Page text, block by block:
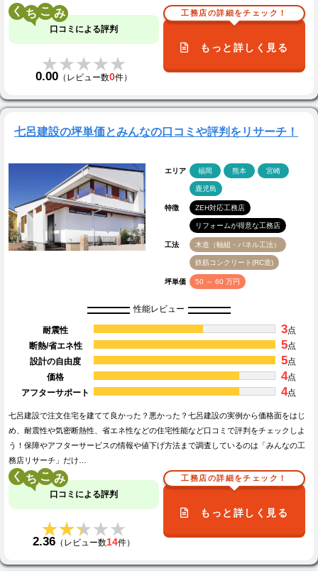
く こ
口コミによる評判
★★★★★
★★★★★
0.00 （レビュー数0件）
工務店の詳細をチェック！
もっと詳しく見る
七呂建設の坪単価とみんなの口コミや評判をリサーチ！
エリア 福岡 熊本 宮崎
鹿児島
特徴 ZEH対応工務店
リフォームが得意な工務店
工法 木造（軸組・パネル工法）
鉄筋コンクリート(RC造)
坪単価 50 ～ 60 万円
性能レビュー
耐震性 3点
断熱/省エネ性
5点
設計の自由度
5点
価格
4点
アフターサポート
4点
七呂建設で注文住宅を建てて良かった？悪かった？七呂建設の実例から価格面をはじ
め、耐震性や気密断熱性、省エネ性などの住宅性能など口コミで評判をチェックしよ
う！保障やアフターサービスの情報や値下げ方法まで調査しているのは「みんなの工
務店リサーチ」だけ…
く こ
口コミによる評判
★★★★★
★★★★★
2.36 （レビュー数14件）
工務店の詳細をチェック！
もっと詳しく見る